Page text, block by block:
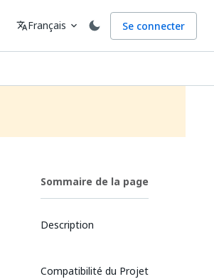
Langue
translateFrançais expand_more Se connecter
Sommaire de la page
Description
Compatibilité du Projet